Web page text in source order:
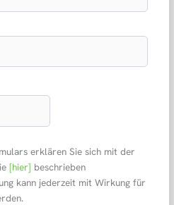
erklären Sie sich mit der
[hier] beschrieben
kann jederzeit mit Wirkung für